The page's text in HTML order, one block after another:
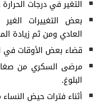
التغير في درجات
بعض التغييرات
العادي ومن ثم زيادة
قضاء بعض الأوقات في
مرضى السكري من
البلوغ.
أثناء فترات حيض